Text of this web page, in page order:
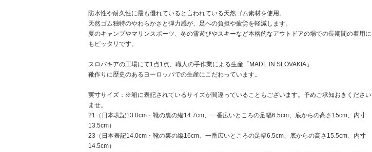
防水性や耐久性に最も優れていると言われている天然ゴム素材を使用。
天然ゴム独特のやわらかさと弾力感が、足への負担や疲労を軽減します。
夏のキャンプやマリンスポーツ、冬の雪遊びやスキーなど本格的なアウトドアの場での長期間の着用に
もピッタリです。
スロバキアの工場にて1点1点、職人の手作業による生産「MADE IN SLOVAKIA」
靴作りに歴史のあるヨーロッパでの生産にこだわっています。
実寸サイズ：※箱に表記されているサイズが間違っていることもございます。予めご承知おきください
ませ。
21（日本表記13.0cm・靴の裏の縦14.7cm、一番広いところの足幅6.5cm、底からの高さ15cm、内寸
13.5cm）
23（日本表記14.0cm・靴の裏の縦16cm、一番広いところの足幅6.5cm、底からの高さ15.5cm、内寸
14.5cm）